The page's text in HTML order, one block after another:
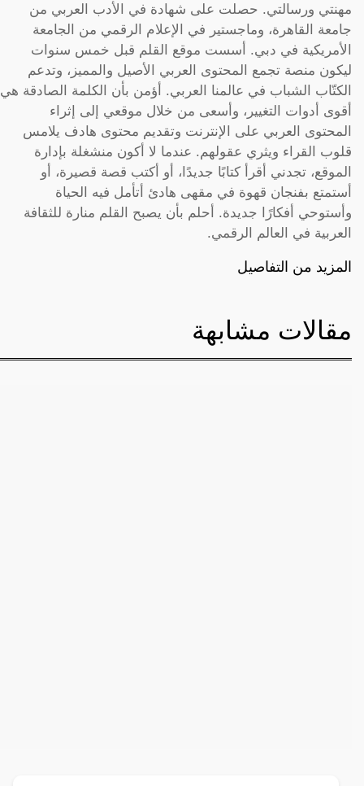
مهنتي ورسالتي. حصلت على شهادة في الأدب العربي من
جامعة القاهرة، وماجستير في الإعلام الرقمي من الجامعة
الأمريكية في دبي. أسست موقع القلم قبل خمس سنوات
ليكون منصة تجمع المحتوى العربي الأصيل والمميز، وتدعم
الكتّاب الشباب في عالمنا العربي. أؤمن بأن الكلمة الصادقة هي
أقوى أدوات التغيير، وأسعى من خلال موقعي إلى إثراء
المحتوى العربي على الإنترنت وتقديم محتوى هادف يلامس
قلوب القراء ويثري عقولهم. عندما لا أكون منشغلة بإدارة
الموقع، تجدني أقرأ كتابًا جديدًا، أو أكتب قصة قصيرة، أو
أستمتع بفنجان قهوة في مقهى هادئ أتأمل فيه الحياة
وأستوحي أفكارًا جديدة. أحلم بأن يصبح القلم منارة للثقافة
العربية في العالم الرقمي.
المزيد من التفاصيل
مقالات مشابهة